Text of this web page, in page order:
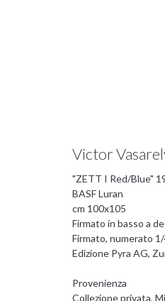
Victor
"ZETT I Red/Blue"
BASF Luran
cm 100x105
Firmato in basso a
Firmato, numerato
Edizione Pyra AG,
Provenienza
Collezione privata,